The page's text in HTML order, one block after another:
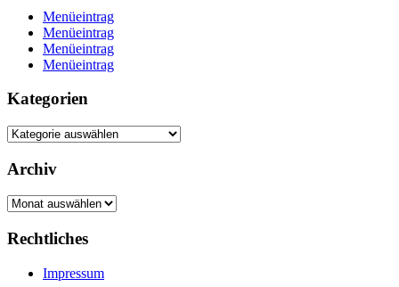
Menüeintrag
Menüeintrag
Menüeintrag
Menüeintrag
Kategorien
Kategorien
Archiv
Archiv
Rechtliches
Impressum